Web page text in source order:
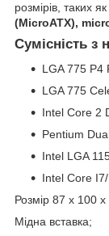
розмірів, таких як
(MicroATX),
Сумісність з
LGA 775 P4
LGA 775
Intel Core 2
Pentium
Intel LGA
Intel Core
Розмір 87 x 100
Мідна вставка;